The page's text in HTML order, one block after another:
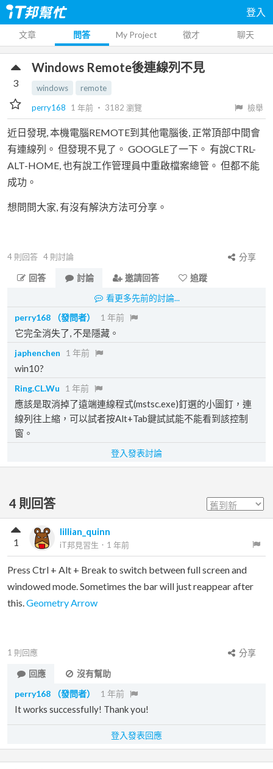
登入
文章 問答 My Project 徵才 聊天
Windows Remote後連線列不見
windows
remote
perry168
1 年前 ‧ 3182 瀏覽 檢舉
3
近日發現, 本機電腦REMOTE到其他電腦後, 正常頂部中間會
有連線列。 但發現不見了。 GOOGLE了一下。 有說CTRL-
ALT-HOME, 也有說工作管理員中重啟檔案總管。 但都不能
成功。
想問問大家, 有沒有解決方法可分享。
4 則回答 4 則討論
分享
回答
討論 邀請回答
追蹤
看更多先前的討論...
perry168
（發問者） 1 年前
它完全消失了, 不是隱藏。
japhenchen 1 年前
win10?
Ring.CL.Wu 1 年前
應該是取消掉了遠端連線程式(mstsc.exe)釘選的小圖釘，連
線列往上縮，可以試者按Alt+Tab鍵試試能不能看到該控制
窗。
登入發表討論
4 則回答
lillian_quinn
iT邦見習生 ． 1 年前
1
Press Ctrl + Alt + Break to switch between full screen and
windowed mode. Sometimes the bar will just reappear after
this.Geometry Arrow
1 則回應
分享
回應
沒有幫助
perry168
（發問者） 1 年前
It works successfully! Thank you!
登入發表回應